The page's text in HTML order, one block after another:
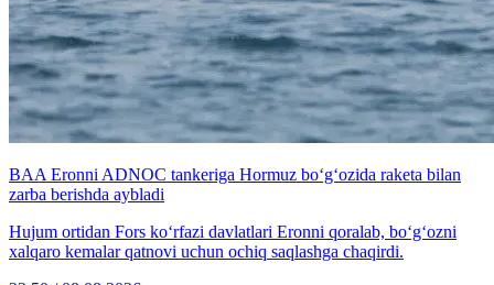
BAA Eronni ADNOC tankeriga Hormuz bo‘g‘ozida raketa bilan
zarba berishda aybladi
Hujum ortidan Fors ko‘rfazi davlatlari Eronni qoralab, bo‘g‘ozni
xalqaro kemalar qatnovi uchun ochiq saqlashga chaqirdi.